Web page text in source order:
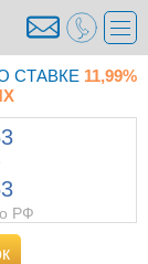
СТАВКЕ 11,99%
РФ